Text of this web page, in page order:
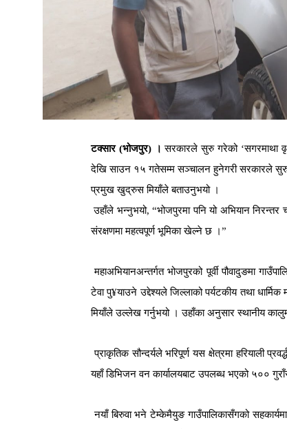
टक्सार(भोजपुर) । सरकारले सुरु गरेको‘सगरमाथा
देखि साउन १५ गतेसम्म सञ्चालन हुनेगरी सरकारले
प्रमुख खुद्रुस मियाँले बताउनुभयो ।
उहाँले भन्नुभयो, “भोजपुरमा पनि यो अभियान निरन्तर
संरक्षणमा महत्वपूर्ण भूमिका खेल्ने छ ।”
महाअभियानअन्तर्गत भोजपुरको पूर्वी पौवादुङमा
टेवा पु¥याउने उद्देश्यले जिल्लाको पर्यटकीय तथा धार्मिक
मियाँले उल्लेख गर्नुभयो । उहाँका अनुसार स्थानीय
प्राकृतिक सौन्दर्यले भरिपूर्ण यस क्षेत्रमा हरियाली
यहाँ डिभिजन वन कार्यालयबाट उपलब्ध भएको ५००
नयाँ बिरुवा भने टेम्केमैयुङ गाउँपालिकासँगको सहकार्यमा